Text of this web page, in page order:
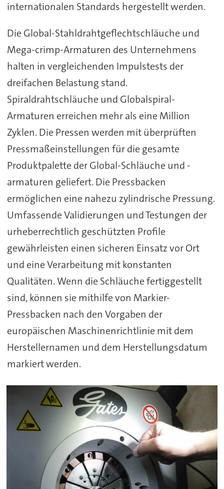
internationalen Standards hergestellt werden.
Die Global-Stahldrahtgeflechtschläuche und
Mega-crimp-Armaturen des Unternehmens
halten in vergleichenden Impulstests der
dreifachen Belastung stand.
Spiraldrahtschläuche und Globalspiral-
Armaturen erreichen mehr als eine Million
Zyklen. Die Pressen werden mit überprüften
Pressmaßeinstellungen für die gesamte
Produktpalette der Global-Schläuche und -
armaturen geliefert. Die Pressbacken
ermöglichen eine nahezu zylindrische Pressung.
Umfassende Validierungen und Testungen der
urheberrechtlich geschützten Profile
gewährleisten einen sicheren Einsatz vor Ort
und eine Verarbeitung mit konstanten
Qualitäten. Wenn die Schläuche fertiggestellt
sind, können sie mithilfe von Markier-
Pressbacken nach den Vorgaben der
europäischen Maschinenrichtlinie mit dem
Herstellernamen und dem Herstellungsdatum
markiert werden.